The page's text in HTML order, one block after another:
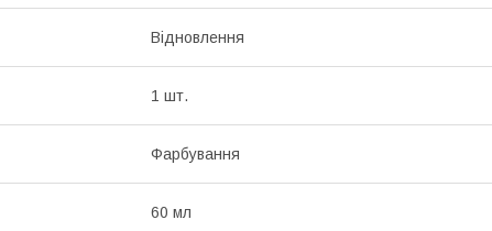
Відновлення
1 шт.
Фарбування
60 мл